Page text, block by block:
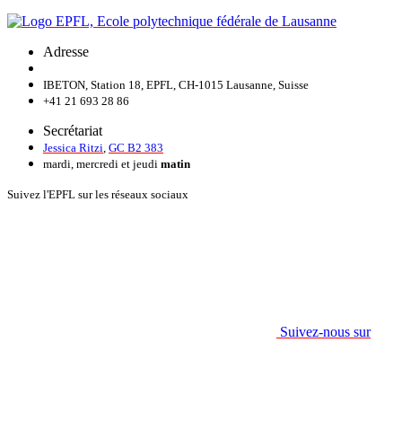
Adresse
IBETON, Station 18, EPFL, CH-1015 Lausanne, Suisse
+41 21 693 28 86
Secrétariat
Jessica Ritzi GC B2 383
mardi, mercredi et jeudi matin
Suivez l'EPFL sur les réseaux sociaux
Suivez-nous sur